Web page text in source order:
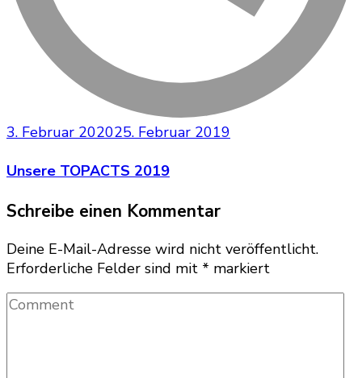
3. Februar 202025. Februar 2019
Unsere TOPACTS 2019
Schreibe einen Kommentar
Deine E-Mail-Adresse wird nicht veröffentlicht.
Erforderliche Felder sind mit * markiert
Comment